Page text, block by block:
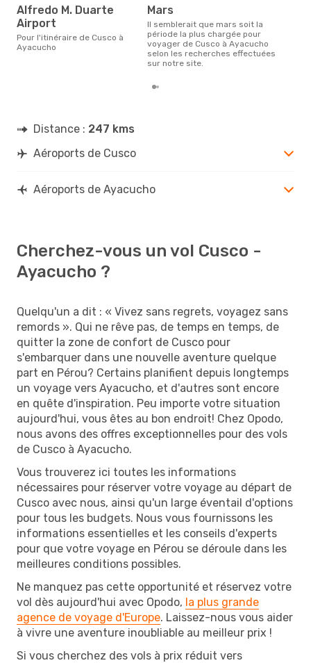
Alfredo M. Duarte
Airport
Pour l'itinéraire de Cusco à
Ayacucho
mars
Il semblerait que mars soit la
période la plus chargée pour
voyager de Cusco à Ayacucho
selon les recherches effectuées
sur notre site.
Distance : 247 kms
Aéroports de Cusco
Aéroports de Ayacucho
Cherchez-vous un vol Cusco -
Ayacucho ?
Quelqu'un a dit : « Vivez sans regrets, voyagez sans
remords ». Qui ne rêve pas, de temps en temps, de
quitter la zone de confort de Cusco pour
s'embarquer dans une nouvelle aventure quelque
part en Pérou? Certains planifient depuis longtemps
un voyage vers Ayacucho, et d'autres sont encore
en quête d'inspiration. Peu importe votre situation
aujourd'hui, vous êtes au bon endroit! Chez Opodo,
nous avons des offres exceptionnelles pour des vols
de Cusco à Ayacucho.
Vous trouverez ici toutes les informations
nécessaires pour réserver votre voyage au départ de
Cusco avec nous, ainsi qu'un large éventail d'options
pour tous les budgets. Nous vous fournissons les
informations essentielles et les conseils d'experts
pour que votre voyage en Pérou se déroule dans les
meilleures conditions possibles.
Ne manquez pas cette opportunité et réservez votre
vol dès aujourd'hui avec Opodo, la plus grande
agence de voyage d'Europe. Laissez-nous vous aider
à vivre une aventure inoubliable au meilleur prix !
Si vous cherchez des vols à prix réduit vers